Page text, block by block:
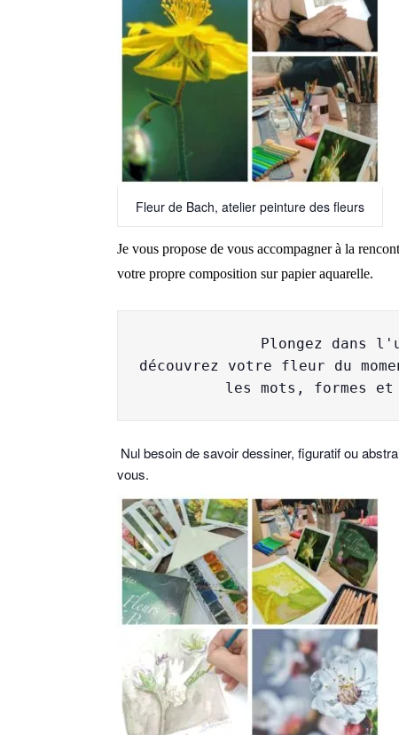
Fleur de Bach, atelier peinture des fleurs
Je vous propose de vous accompagner à la
votre propre composition sur papier aquarelle.
Plongez dans
découvrez votre fleur du
les mots, formes
Nul besoin de savoir dessiner, figuratif ou
vous.